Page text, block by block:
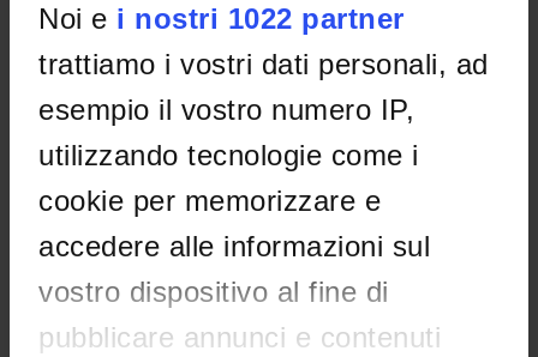
Noi e i nostri 1022 partner
trattiamo i vostri dati personali, ad
esempio il vostro numero IP,
utilizzando tecnologie come i
cookie per memorizzare e
accedere alle informazioni sul
vostro dispositivo al fine di
pubblicare annunci e contenuti
ORGANIZATION
GOVERNANCE
COMMITTEES